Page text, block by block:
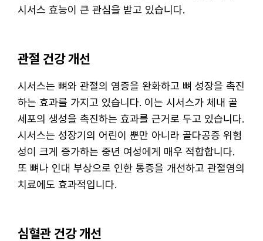
시서스 효능이 큰 관심을 받고 있습니다.
관절 건강 개선
시서스는 뼈와 관절의 염증을 완화하고 뼈 성장을 촉진
하는 효과를 가지고 있습니다. 이는 시서스가 체내 골
세포의 생성을 촉진하는 효과를 근거로 두고 있습니다.
시서스는 성장기의 어린이 뿐만 아니라 골다공증 위험
성이 크게 증가하는 중년 여성에게 매우 적합합니다.
또 뼈나 인대 부상으로 인한 통증을 개선하고 관절염의
치료에도 효과적입니다.
심혈관 건강 개선